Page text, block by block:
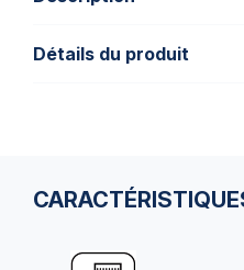
Détails du produit